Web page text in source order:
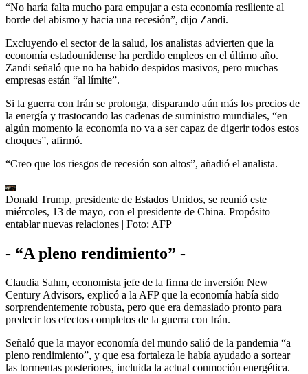
“No haría falta mucho para empujar a esta economía resiliente al
borde del abismo y hacia una recesión”, dijo Zandi.
Excluyendo el sector de la salud, los analistas advierten que la
economía estadounidense ha perdido empleos en el último año.
Zandi señaló que no ha habido despidos masivos, pero muchas
empresas están “al límite”.
Si la guerra con Irán se prolonga, disparando aún más los precios de
la energía y trastocando las cadenas de suministro mundiales, “en
algún momento la economía no va a ser capaz de digerir todos estos
choques”, afirmó.
“Creo que los riesgos de recesión son altos”, añadió el analista.
Donald Trump, presidente de Estados Unidos, se reunió este
miércoles, 13 de mayo, con el presidente de China. Propósito
entablar nuevas relaciones | Foto: AFP
- “A pleno rendimiento” -
Claudia Sahm, economista jefe de la firma de inversión New
Century Advisors, explicó a la AFP que la economía había sido
sorprendentemente robusta, pero que era demasiado pronto para
predecir los efectos completos de la guerra con Irán.
Señaló que la mayor economía del mundo salió de la pandemia “a
pleno rendimiento”, y que esa fortaleza le había ayudado a sortear
las tormentas posteriores, incluida la actual conmoción energética.